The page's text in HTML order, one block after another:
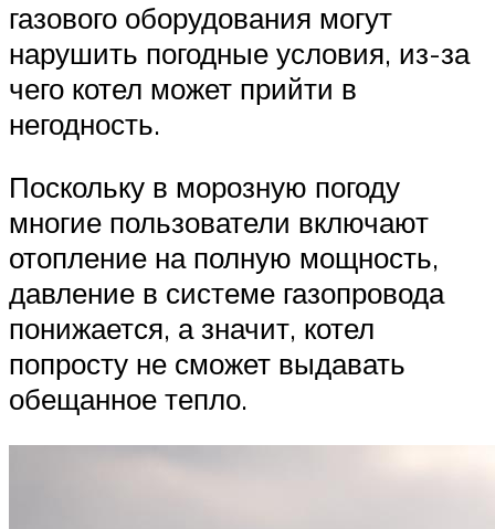
газового оборудования могут
нарушить погодные условия, из-за
чего котел может прийти в
негодность.
Поскольку в морозную погоду
многие пользователи включают
отопление на полную мощность,
давление в системе газопровода
понижается, а значит, котел
попросту не сможет выдавать
обещанное тепло.